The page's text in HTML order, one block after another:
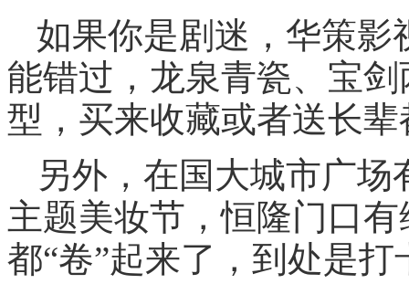
如果你是剧迷，华策影
能错过，龙泉青瓷、宝
型，买来收藏或者送长
另外，在国大城市广
主题美妆节，恒隆门口
都“卷”起来了，到处是